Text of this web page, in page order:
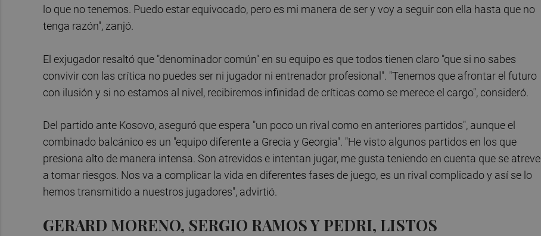
lo que no tenemos. Puedo estar equivocado, pero es mi manera de ser y voy a seguir con ella hasta que no
tenga razón", zanjó.
El exjugador resaltó que "denominador común" en su equipo es que todos tienen claro "que si no sabes
convivir con las crítica no puedes ser ni jugador ni entrenador profesional". "Tenemos que afrontar el futuro
con ilusión y si no estamos al nivel, recibiremos infinidad de críticas como se merece el cargo", consideró.
Del partido ante Kosovo, aseguró que espera "un poco un rival como en anteriores partidos", aunque el
combinado balcánico es un "equipo diferente a Grecia y Georgia". "He visto algunos partidos en los que
presiona alto de manera intensa. Son atrevidos e intentan jugar, me gusta teniendo en cuenta que se atreve
a tomar riesgos. Nos va a complicar la vida en diferentes fases de juego, es un rival complicado y así se lo
hemos transmitido a nuestros jugadores", advirtió.
GERARD MORENO, SERGIO RAMOS Y PEDRI, LISTOS